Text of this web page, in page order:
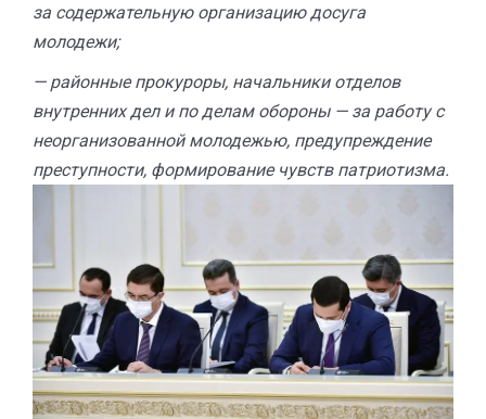
за содержательную организацию досуга
молодежи;
— районные прокуроры, начальники отделов
внутренних дел и по делам обороны — за работу с
неорганизованной молодежью, предупреждение
преступности, формирование чувств патриотизма.